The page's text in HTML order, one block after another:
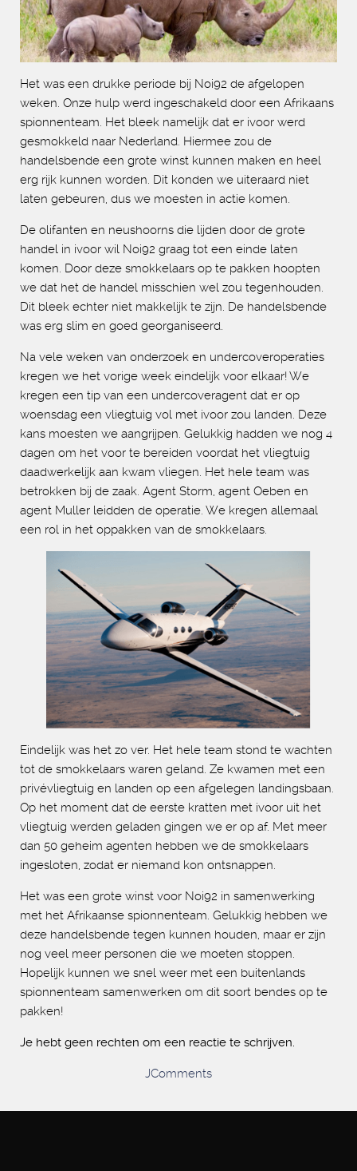
Het was een drukke periode bij Noi92 de afgelopen
weken. Onze hulp werd ingeschakeld door een Afrikaans
spionnenteam. Het bleek namelijk dat er ivoor werd
gesmokkeld naar Nederland. Hiermee zou de
handelsbende een grote winst kunnen maken en heel
erg rijk kunnen worden. Dit konden we uiteraard niet
laten gebeuren, dus we moesten in actie komen.
De olifanten en neushoorns die lijden door de grote
handel in ivoor wil Noi92 graag tot een einde laten
komen. Door deze smokkelaars op te pakken hoopten
we dat het de handel misschien wel zou tegenhouden.
Dit bleek echter niet makkelijk te zijn. De handelsbende
was erg slim en goed georganiseerd.
Na vele weken van onderzoek en undercoveroperaties
kregen we het vorige week eindelijk voor elkaar! We
kregen een tip van een undercoveragent dat er op
woensdag een vliegtuig vol met ivoor zou landen. Deze
kans moesten we aangrijpen. Gelukkig hadden we nog 4
dagen om het voor te bereiden voordat het vliegtuig
daadwerkelijk aan kwam vliegen. Het hele team was
betrokken bij de zaak. Agent Storm, agent Oeben en
agent Muller leidden de operatie. We kregen allemaal
een rol in het oppakken van de smokkelaars.
Eindelijk was het zo ver. Het hele team stond te wachten
tot de smokkelaars waren geland. Ze kwamen met een
privévliegtuig en landen op een afgelegen landingsbaan.
Op het moment dat de eerste kratten met ivoor uit het
vliegtuig werden geladen gingen we er op af. Met meer
dan 50 geheim agenten hebben we de smokkelaars
ingesloten, zodat er niemand kon ontsnappen.
Het was een grote winst voor Noi92 in samenwerking
met het Afrikaanse spionnenteam. Gelukkig hebben we
deze handelsbende tegen kunnen houden, maar er zijn
nog veel meer personen die we moeten stoppen.
Hopelijk kunnen we snel weer met een buitenlands
spionnenteam samenwerken om dit soort bendes op te
pakken!
Je hebt geen rechten om een reactie te schrijven.
JComments